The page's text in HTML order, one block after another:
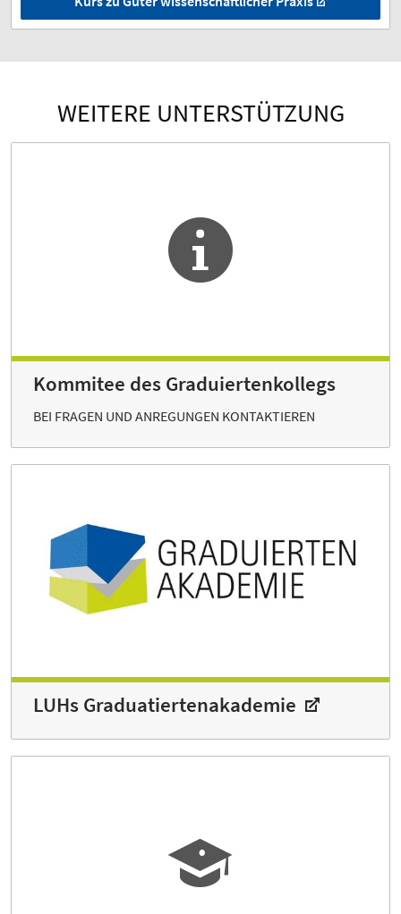
WEITERE UNTERSTÜTZUNG
Kommitee des Graduiertenkollegs
BEI FRAGEN UND ANREGUNGEN KONTAKTIEREN
LUHs Graduatiertenakademie